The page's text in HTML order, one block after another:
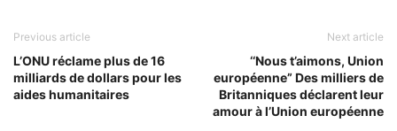
Previous article
L’ONU réclame plus de 16
milliards de dollars pour les
aides humanitaires
Next article
‘‘Nous t’aimons, Union
européenne” Des milliers de
Britanniques déclarent leur
amour à l’Union européenne